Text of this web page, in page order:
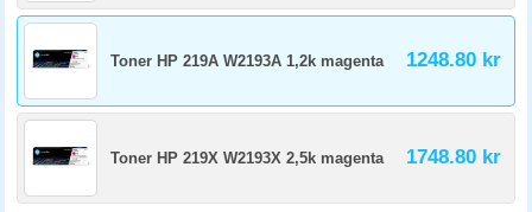
Toner HP 219A W2193A 1,2k magenta 1248.80 kr
Toner HP 219X W2193X 2,5k magenta 1748.80 kr